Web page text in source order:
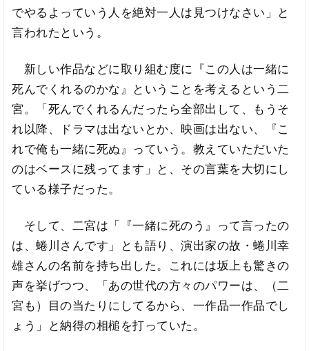
でやるよっていう人を絶対一人は見つけなさい」と
言われたという。
新しい作品などに取り組む度に『この人は一緒に
死んでくれるのかな』ということを考えるという二
宮。「死んでくれるんだったら全部出して、もうそ
れ以降、ドラマは出ないとか、映画は出ない、『こ
れで俺も一緒に死ぬ』っていう。教えていただいた
のはベースに残ってます」と、その言葉を大切にし
ている様子だった。
そして、二宮は「『一緒に死のう』って言ったの
は、蜷川さんです」とも語り、演出家の故・蜷川幸
雄さんの名前を持ち出した。これには坂上も驚きの
声を挙げつつ、「あの世代の方々のパワーは、（二
宮も）目の当たりにしてるから、一作品一作品でし
ょう」と納得の相槌を打っていた。